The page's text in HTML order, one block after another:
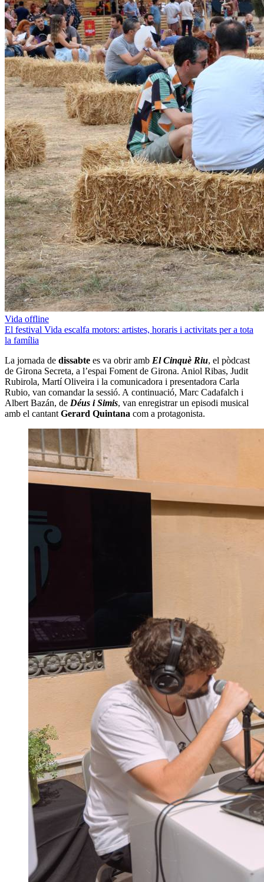
Vida offline
El festival Vida escalfa motors: artistes, horaris i activitats per a tota
la família
La jornada de dissabte es va obrir amb El Cinquè Riu, el pòdcast
de Girona Secreta, a l’espai Foment de Girona. Aniol Ribas, Judit
Rubirola, Martí Oliveira i la comunicadora i presentadora Carla
Rubio, van comandar la sessió. A continuació, Marc Cadafalch i
Albert Bazán, de Déus i Simis, van enregistrar un episodi musical
amb el cantant Gerard Quintana com a protagonista.